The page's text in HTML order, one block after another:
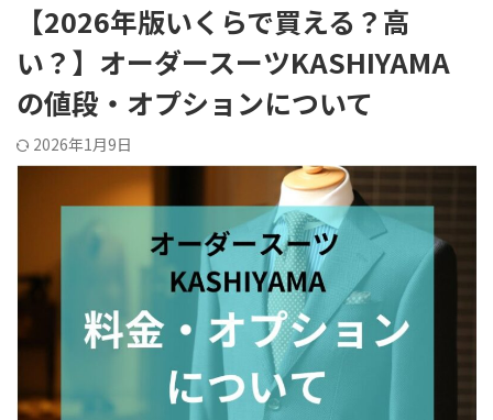
【2026年版いくらで買える？高
い？】オーダースーツKASHIYAMA
の値段・オプションについて
2026年1月9日